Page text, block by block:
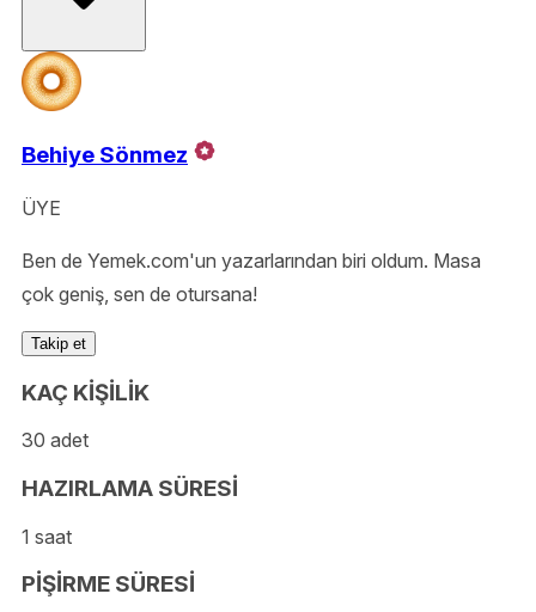
Behiye Sönmez
ÜYE
Ben de Yemek.com'un yazarlarından biri oldum. Masa
çok geniş, sen de otursana!
Takip et
KAÇ KİŞİLİK
30 adet
HAZIRLAMA SÜRESİ
1 saat
PİŞİRME SÜRESİ